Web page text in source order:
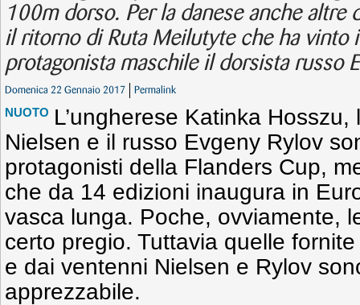
100m dorso. Per la danese anche altre
il ritorno di Ruta Meilutyte che ha vinto
protagonista maschile il dorsista russo
Domenica 22 Gennaio 2017 Permalink
NUOTO L’ungherese Katinka
Nielsen e il russo Evgeny Rylov
protagonisti della Flanders Cup,
che da 14 edizioni inaugura in
vasca lunga. Poche, ovviamente,
certo pregio. Tuttavia quelle
e dai ventenni Nielsen e Rylov
apprezzabile.